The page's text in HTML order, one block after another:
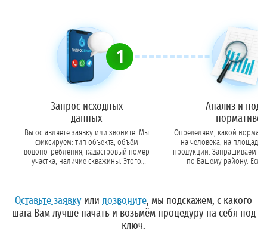
1
Запрос исходных
данных
Вы оставляете заявку или звоните. Мы
фиксируем: тип объекта, объём
водопотребления, кадастровый номер
участка, наличие скважины. Этого
Анализ и
нормативов
Определяем, какой
на человека, на площадь,
продукции. Запрашиваем данные
по Вашему району. Если
Оставьте заявку или позвоните, мы подскажем, с какого
шага Вам лучше начать и возьмём процедуру на себя под
ключ.